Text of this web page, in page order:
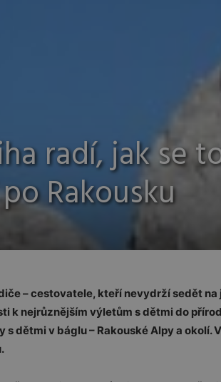
radí, jak se
Rakousku
– cestovatele, kteří nevydrží sedět
k nejrůznějším výletům s dětmi do
s dětmi v báglu – Rakouské Alpy a okolí.